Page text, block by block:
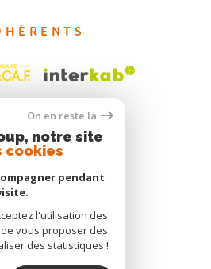
On en reste là
notre site
cookies
pendant
l'utilisation des
vous proposer des
des statistiques !